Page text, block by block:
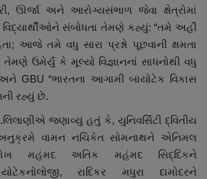
, ઊર્જા અને આરોગ્યસંભાળ જેવા ક્ષેત્રોમાં
વિદ્યાર્થીઓને સંબોધતા તેમણે કહ્યું: “તમે અહીં
; આજે તમે વધુ સારા પ્રશ્નો પૂછવાની ક્ષમતા
ઉમેર્યું કે મૂલ્યો વિજ્ઞાનનાં સાધનોથી વધુ
GBU “ભારતના આગામી બાયોટેક વિકાસ
રહ્યું છે.
જણાવ્યું હતું કે, યુનિવર્સિટી દ્વિતીય
અનુક્રમે વામન નચિકેત સોમનાથને એનિમલ
મહંમદ અતિક મહંમદ સિદ્દિકને
, રાદિકર મધુરા દામોદરને